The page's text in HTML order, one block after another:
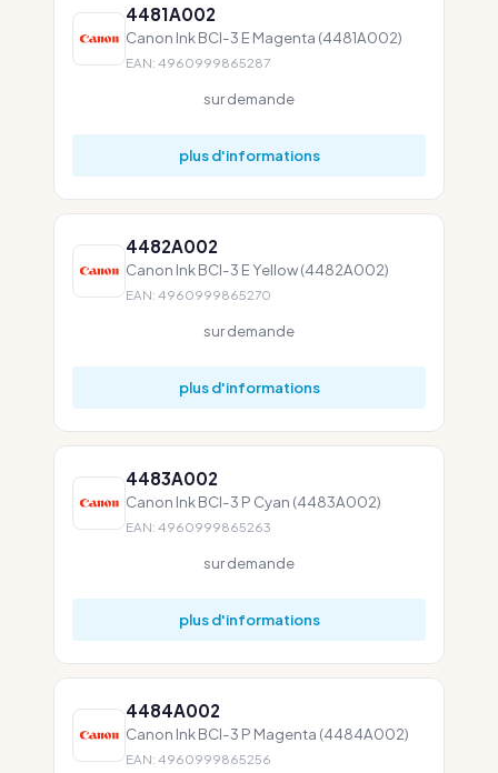
4481A002
Canon Ink BCI-3 E Magenta (4481A002)
EAN: 4960999865287
sur demande
plus d'informations
4482A002
Canon Ink BCI-3 E Yellow (4482A002)
EAN: 4960999865270
sur demande
plus d'informations
4483A002
Canon Ink BCI-3 P Cyan (4483A002)
EAN: 4960999865263
sur demande
plus d'informations
4484A002
Canon Ink BCI-3 P Magenta (4484A002)
EAN: 4960999865256